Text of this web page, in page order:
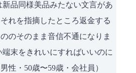
品同様美品みたない文言があ
れを指摘したところ返金する
のそのまま音信不通になりま
端末をきれいにすればいいのに
性・50歳〜59歳・会社員）